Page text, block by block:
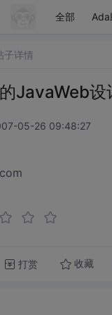
全部 Ada
子详情
JavaWeb
05-26 09:48:27
打赏 收藏